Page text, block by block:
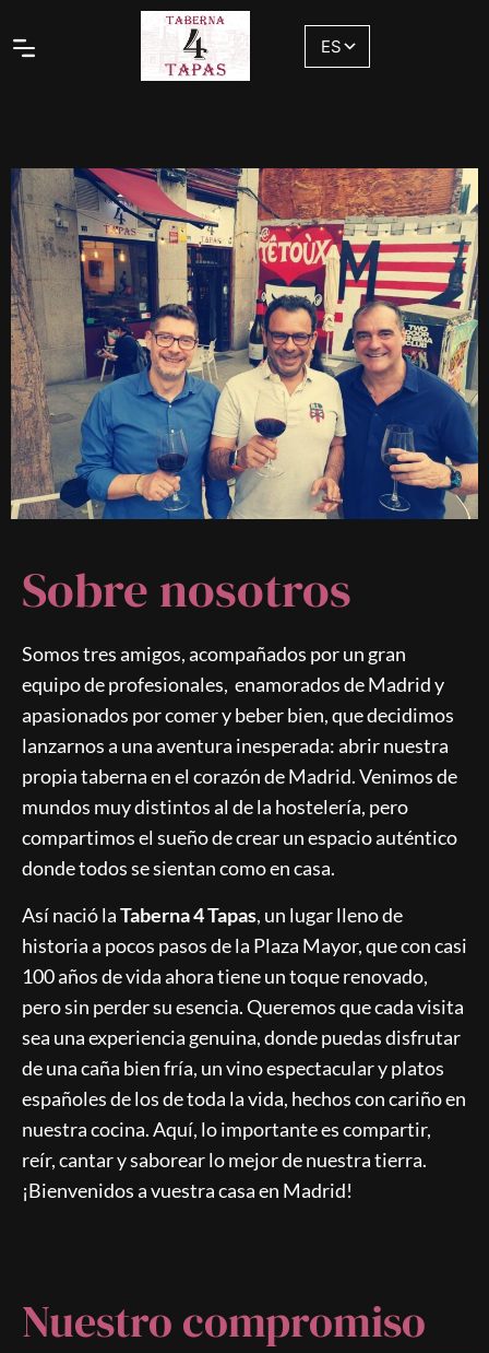
Sobre nosotros
Somos tres amigos, acompañados por un gran
equipo de profesionales, enamorados de Madrid y
apasionados por comer y beber bien, que decidimos
lanzarnos a una aventura inesperada: abrir nuestra
propia taberna en el corazón de Madrid. Venimos de
mundos muy distintos al de la hostelería, pero
compartimos el sueño de crear un espacio auténtico
donde todos se sientan como en casa.
Así nació laTaberna 4 Tapas, un lugar lleno de
historia a pocos pasos de la Plaza Mayor, que con casi
100 años de vida ahora tiene un toque renovado,
pero sin perder su esencia. Queremos que cada visita
sea una experiencia genuina, donde puedas disfrutar
de una caña bien fría, un vino espectacular y platos
españoles de los de toda la vida, hechos con cariño en
nuestra cocina. Aquí, lo importante es compartir,
reír, cantar y saborear lo mejor de nuestra tierra.
¡Bienvenidos a vuestra casa en Madrid!
Nuestro compromiso